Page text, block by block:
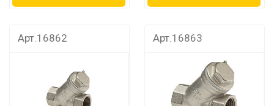
Арт.16862 Арт.16863